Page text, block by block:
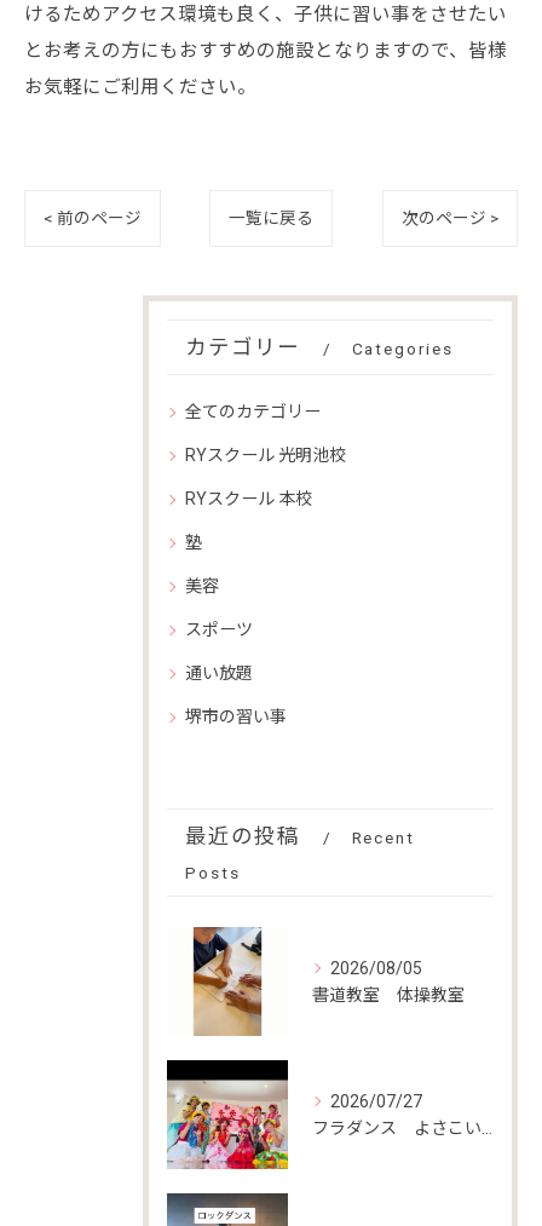
けるためアクセス環境も良く、子供に習い事をさせたい
とお考えの方にもおすすめの施設となりますので、皆様
お気軽にご利用ください。
< 前のページ 一覧に戻る 次のページ >
カテゴリー Categories
全てのカテゴリー
RYスクール 光明池校
RYスクール 本校
塾
美容
スポーツ
通い放題
堺市の習い事
最近の投稿
Recent
Posts
2026/08/05
書道教室 体操教室
2026/07/27